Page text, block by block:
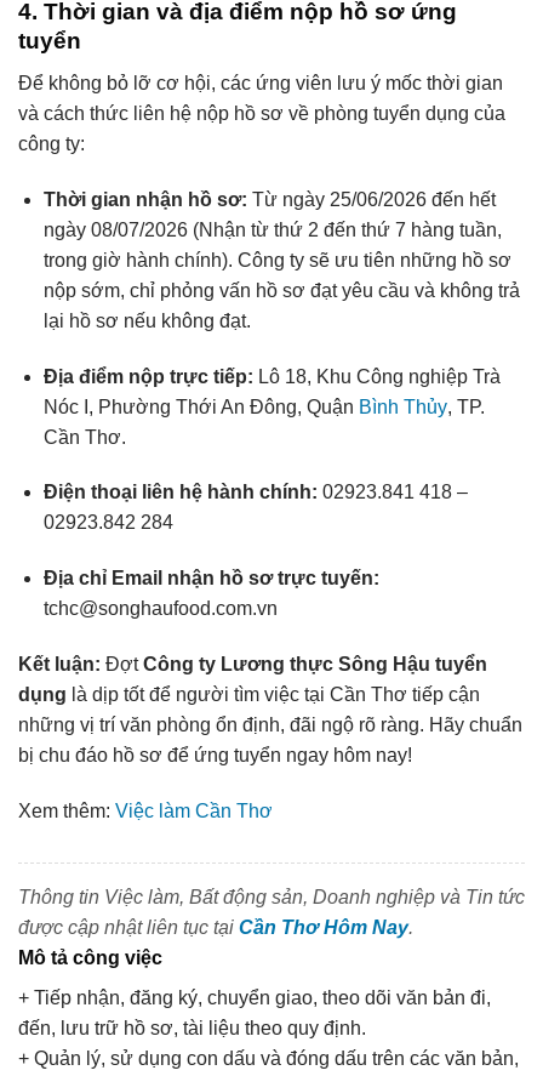
4. Thời gian và địa điểm nộp hồ sơ ứng
tuyển
Để không bỏ lỡ cơ hội, các ứng viên lưu ý mốc thời gian
và cách thức liên hệ nộp hồ sơ về phòng tuyển dụng của
công ty:
Thời gian nhận hồ sơ: Từ ngày 25/06/2026 đến hết
ngày 08/07/2026 (Nhận từ thứ 2 đến thứ 7 hàng tuần,
trong giờ hành chính). Công ty sẽ ưu tiên những hồ sơ
nộp sớm, chỉ phỏng vấn hồ sơ đạt yêu cầu và không trả
lại hồ sơ nếu không đạt.
Địa điểm nộp trực tiếp: Lô 18, Khu Công nghiệp Trà
Nóc I, Phường Thới An Đông, Quận Bình Thủy, TP.
Cần Thơ.
Điện thoại liên hệ hành chính: 02923.841 418 –
02923.842 284
Địa chỉ Email nhận hồ sơ trực tuyến:
tchc@songhaufood.com.vn
Kết luận: ĐợtCông ty Lương thực Sông Hậu tuyển
dụng là dịp tốt để người tìm việc tại Cần Thơ tiếp cận
những vị trí văn phòng ổn định, đãi ngộ rõ ràng. Hãy chuẩn
bị chu đáo hồ sơ để ứng tuyển ngay hôm nay!
Xem thêm: Việc làm Cần Thơ
Thông tin Việc làm, Bất động sản, Doanh nghiệp và Tin tức
được cập nhật liên tục tại Cần Thơ Hôm Nay.
Mô tả công việc
+ Tiếp nhận, đăng ký, chuyển giao, theo dõi văn bản đi,
đến, lưu trữ hồ sơ, tài liệu theo quy định.
+ Quản lý, sử dụng con dấu và đóng dấu trên các văn bản,